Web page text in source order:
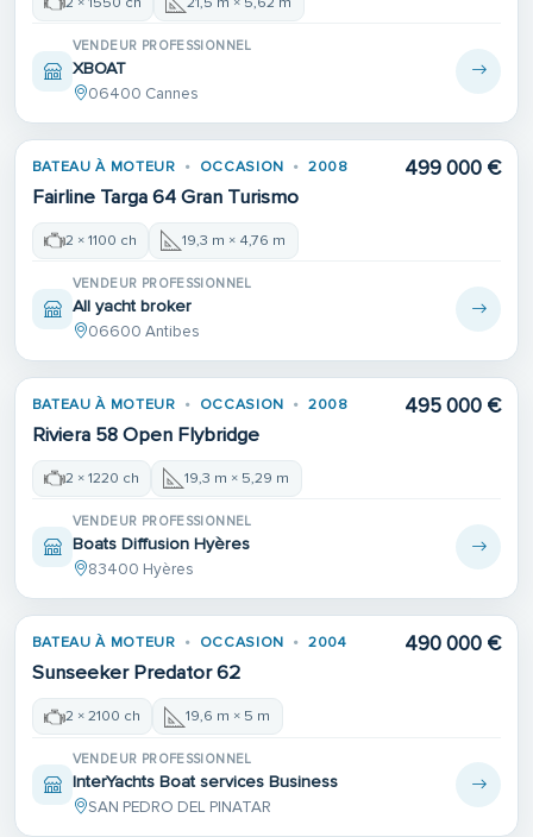
VENDEUR PROFESSIONNEL
XBOAT
06400 Cannes
BATEAU À MOTEUR OCCASION 2008
Fairline Targa 64 Gran Turismo
499 000 €
2 × 1100 ch 19,3 m × 4,76 m
VENDEUR PROFESSIONNEL
All yacht broker
06600 Antibes
BATEAU À MOTEUR OCCASION 2008
Riviera 58 Open Flybridge
495 000 €
2 × 1220 ch 19,3 m × 5,29 m
VENDEUR PROFESSIONNEL
Boats Diffusion Hyères
83400 Hyères
BATEAU À MOTEUR OCCASION 2004
Sunseeker Predator 62
490 000 €
2 × 2100 ch 19,6 m × 5 m
VENDEUR PROFESSIONNEL
InterYachts Boat services Business
SAN PEDRO DEL PINATAR